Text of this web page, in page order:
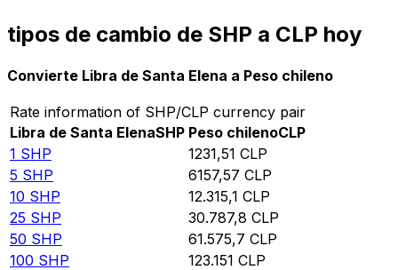
tipos de cambio de SHP a CLP hoy
Convierte Libra de Santa Elena a Peso chileno
Rate information of SHP/CLP currency pair
Libra de Santa ElenaSHP Peso chilenoCLP
1 SHP 1231,51 CLP
5 SHP 6157,57 CLP
10 SHP 12.315,1 CLP
25 SHP 30.787,8 CLP
50 SHP 61.575,7 CLP
100 SHP 123.151 CLP